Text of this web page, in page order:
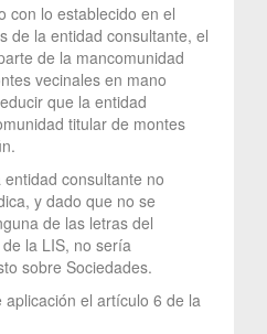
con lo establecido en el
de la entidad consultante, el
de la mancomunidad
vecinales en mano
que la entidad
titular de montes
consultante no
y dado que no se
de las letras del
la LIS, no sería
sobre Sociedades.
el artículo 6 de la